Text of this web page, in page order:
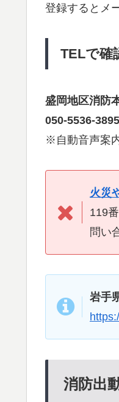
登録するとメ
TELで確
盛岡地区消防
050-5536-3895
※自動音声案
火災
119
問い
岩手
消防出